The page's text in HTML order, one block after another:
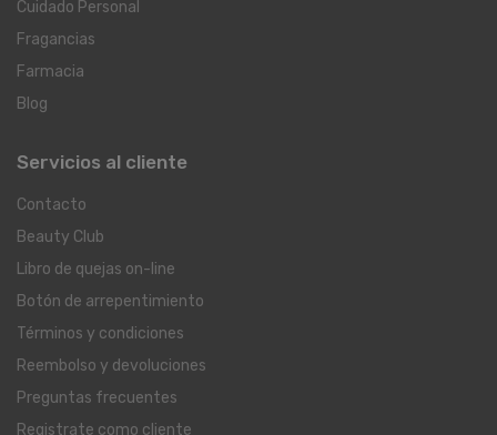
Cuidado Personal
Fragancias
Farmacia
Blog
Servicios al cliente
Contacto
Beauty Club
Libro de quejas on-line
Botón de arrepentimiento
Términos y condiciones
Reembolso y devoluciones
Preguntas frecuentes
Registrate como cliente